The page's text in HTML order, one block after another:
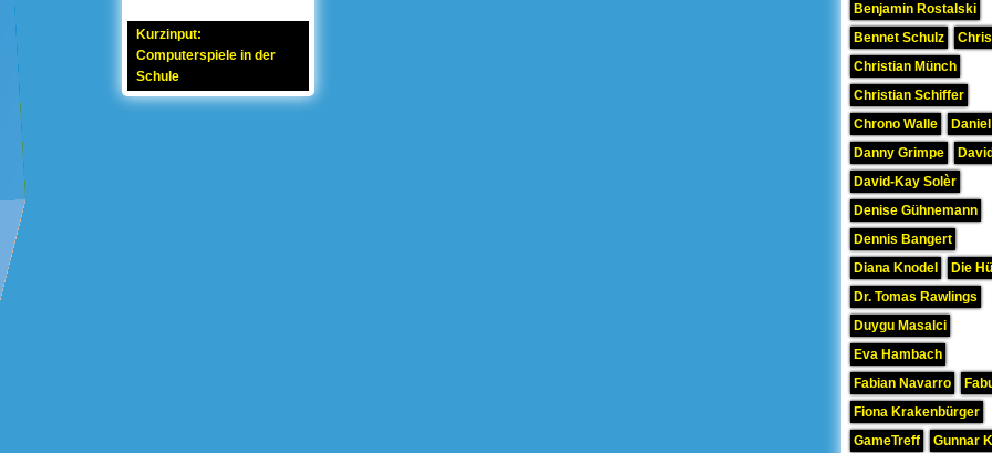
Kurzinput:
Computerspiele in der
Schule
Benjamin Rostalski
Bennet Schulz
Christian Münch
Christian Schiffer
Chrono Walle
Danny Grimpe
David-Kay Solèr
Denise Gühnemann
Dennis Bangert
Diana Knodel
Die
Dr. Tomas Rawlings
Duygu Masalci
Eva Hambach
Fabian Navarro
Fiona Krakenbürger
GameTreff
Gunnar